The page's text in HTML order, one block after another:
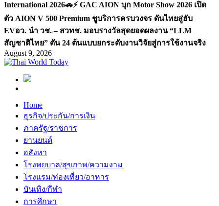
International 2026🚗⚡️ GAC AION บุก Motor Show 2026 เปิด
ตัว AION V 500 Premium ชูบริการครบวงจร ดันไทยสู่ฮับ
EVอว. นำ วช. – สวทช. มอบรางวัลสุดยอดผลงาน “LLM
สัญชาติไทย” ดัน 24 ต้นแบบยกระดับงานวิจัยสู่การใช้งานจริง
August 9, 2026
Home
ธุรกิจ/ประกัน/การเงิน
ภาครัฐ/ราชการ
ยานยนต์
อสังหา
โรงพยบาล/สุขภาพ/ความงาม
โรงแรม/ท่องเที่ยว/อาหาร
บันเทิง/กีฬา
การศึกษา